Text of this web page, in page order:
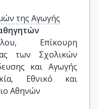
της Αγωγής
Επίκουρη
των Σχολικών
και Αγωγής
Εθνικό και
Αθηνών